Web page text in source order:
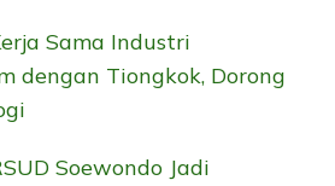
Sama Industri
dengan Tiongkok, Dorong
Soewondo Jadi